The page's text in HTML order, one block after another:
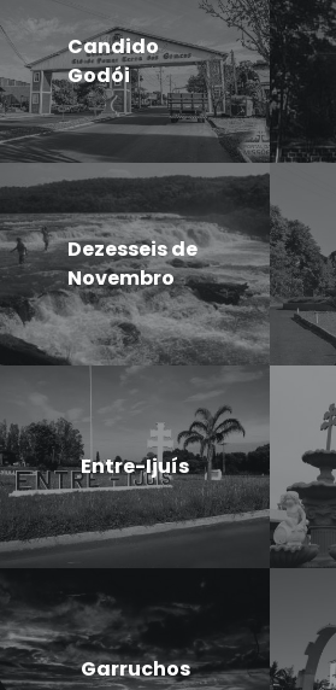
Candido
Godói
Dezesseis de
Novembro
Entre-Ijuís
Garruchos